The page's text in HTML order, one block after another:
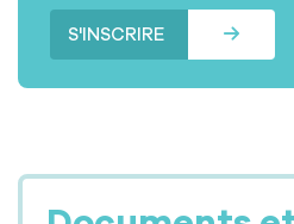
S'INSCRIRE